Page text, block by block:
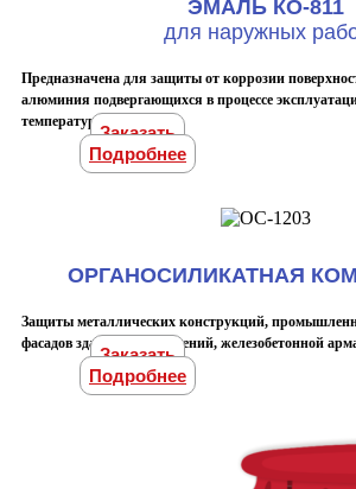
ЭМАЛЬ КО-811
для наружных
Предназначена для защиты от коррозии
алюминия подвергающихся в процессе
температур.
Заказать
Подробнее
ОРГАНОСИЛИКАТНАЯ
Защиты металлических конструкций,
фасадов зданий и сооружений, железобетонной
Заказать
Подробнее